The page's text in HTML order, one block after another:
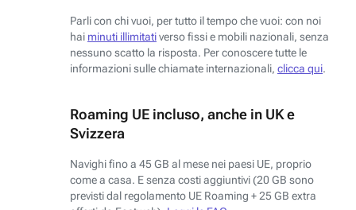
Parli con chi vuoi, per tutto il tempo che vuoi: con noi
hai minuti illimitativerso fissi e mobili nazionali, senza
nessuno scatto la risposta. Per conoscere tutte le
informazioni sulle chiamate internazionali, clicca qui.
Roaming UE incluso, anche in UK e
Svizzera
Navighi fino a 45 GB al mese nei paesi UE, proprio
come a casa. E senza costi aggiuntivi (20 GB sono
previsti dal regolamento UE Roaming + 25 GB extra